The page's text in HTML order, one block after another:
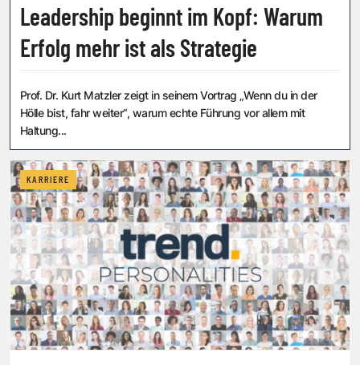
Leadership beginnt im Kopf: Warum
Erfolg mehr ist als Strategie
Prof. Dr. Kurt Matzler zeigt in seinem Vortrag „Wenn du in der
Hölle bist, fahr weiter“, warum echte Führung vor allem mit
Haltung...
KARRIERE